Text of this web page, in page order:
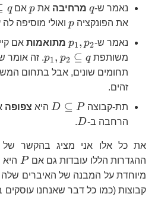
נאמר ש-q מרחיבה את p pאם
p\subseteq
q
q q
את הפונקציה p ואולי מוסיפה
נאמר ש-
p1, p2 מתואמות אם
משותפת
q
p1, p2 ⊆ q . זה אומר p_{1},p_{2}
תחומים שונים, אבל בתחום
זהים.
תת-קבוצה
D ⊆ P היא צפופה
p\in
P
הרחבה ב-D
.
את כל אלו אני מציג בהקשר של
ההגדרות הללו עובדות גם אם
P
P
מיוחדת על המבנה של האיברים
קבוצות (כמו כל דבר שאנחנו עוסקים